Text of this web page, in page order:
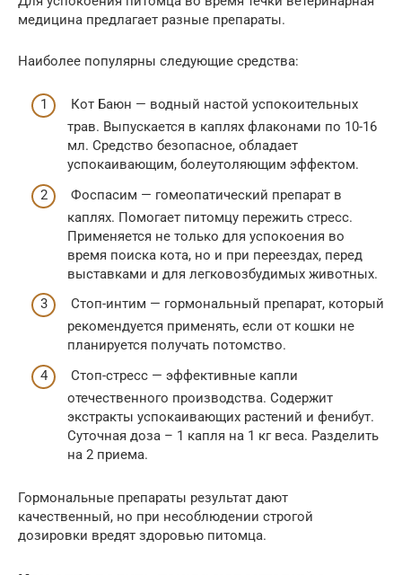
медицина предлагает разные препараты.
Наиболее популярны следующие средства:
Кот Баюн — водный настой успокоительных
трав. Выпускается в каплях флаконами по 10-16
мл. Средство безопасное, обладает
успокаивающим, болеутоляющим эффектом.
Фоспасим — гомеопатический препарат в
каплях. Помогает питомцу пережить стресс.
Применяется не только для успокоения во
время поиска кота, но и при переездах, перед
выставками и для легковозбудимых животных.
Стоп-интим — гормональный препарат, который
рекомендуется применять, если от кошки не
планируется получать потомство.
Стоп-стресс — эффективные капли
отечественного производства. Содержит
экстракты успокаивающих растений и фенибут.
Суточная доза – 1 капля на 1 кг веса. Разделить
на 2 приема.
Гормональные препараты результат дают
качественный, но при несоблюдении строгой
дозировки вредят здоровью питомца.